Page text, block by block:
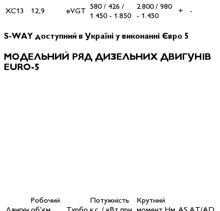
XC13 12,9 eVGT
580 / 426 /
1.450 - 1.850
2.800 / 980
- 1.450
+ -
S-WAY доступний в Україні у виконанні Євро 5
МОДЕЛЬНИЙ РЯД ДИЗЕЛЬНИХ ДВИГУНІВ
EURO-5
Робочий
Потужність
Крутний